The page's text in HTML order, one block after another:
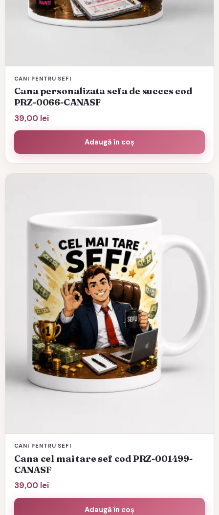
CANI PENTRU SEFI
Cana personalizata sefa de succes cod
PRZ-0066-CANASF
39,00 lei
Adaugă în coș
CANI PENTRU SEFI
Cana cel mai tare sef cod PRZ-001499-
CANASF
39,00 lei
Adaugă în coș